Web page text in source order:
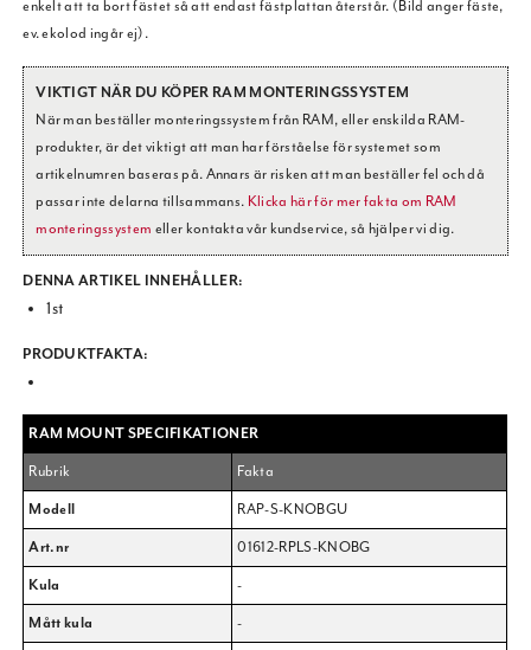
enkelt att ta bort fästet så att endast fästplattan återstår. (Bild anger fäste,
ev. ekolod ingår ej).
VIKTIGT NÄR DU KÖPER RAM MONTERINGSSYSTEM
När man beställer monteringssystem från RAM, eller enskilda RAM-
produkter, är det viktigt att man har förståelse för systemet som
artikelnumren baseras på. Annars är risken att man beställer fel och då
passar inte delarna tillsammans. Klicka här för mer fakta om RAM
monteringssystem eller kontakta vår kundservice, så hjälper vi dig.
DENNA ARTIKEL INNEHÅLLER:
1st
PRODUKTFAKTA:
RAM MOUNT SPECIFIKATIONER
Rubrik
Fakta
Modell
RAP-S-KNOBGU
Art.nr
01612-RPLS-KNOBG
Kula
-
Mått kula
-